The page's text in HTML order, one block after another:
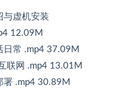
虚机安装
12.09M
日常 .mp4 37.09M
联网 .mp4 13.01M
署 .mp4 30.89M